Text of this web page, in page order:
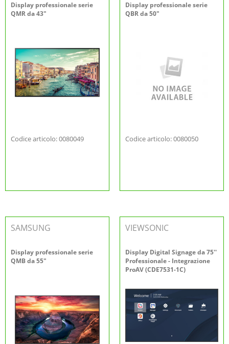
Display professionale serie
QMR da 43"
Codice articolo: 0080049
Display professionale serie
QBR da 50"
Codice articolo: 0080050
SAMSUNG
Display professionale serie
QMB da 55"
VIEWSONIC
Display Digital Signage da 75''
Professionale - Integrazione
ProAV (CDE7531-1C)